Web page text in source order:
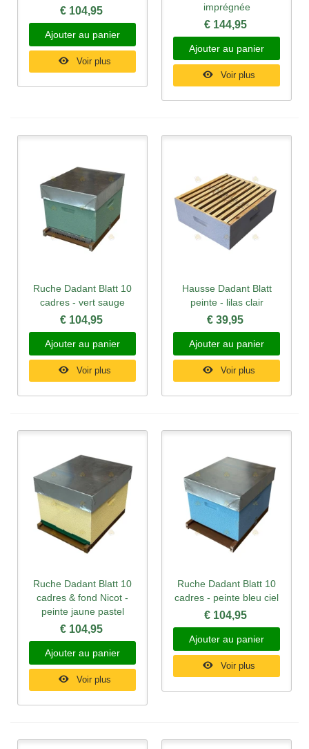
€ 104,95
Ajouter au panier
Voir plus
imprégnée
€ 144,95
Ajouter au panier
Voir plus
Ruche Dadant Blatt 10
cadres - vert sauge
€ 104,95
Ajouter au panier
Voir plus
Hausse Dadant Blatt
peinte - lilas clair
€ 39,95
Ajouter au panier
Voir plus
Ruche Dadant Blatt 10
cadres & fond Nicot -
peinte jaune pastel
€ 104,95
Ajouter au panier
Voir plus
Ruche Dadant Blatt 10
cadres - peinte bleu ciel
€ 104,95
Ajouter au panier
Voir plus